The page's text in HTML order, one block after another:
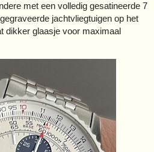
met een volledig gesatineerde 7
jachtvliegtuigen op het
dikker glaasje voor maximaal